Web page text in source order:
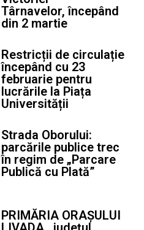
Târnavelor, începând
din 2 martie
Restricții de circulație
începând cu 23
februarie pentru
lucrările la Piața
Universității
Strada Oborului:
parcările publice trec
în regim de „Parcare
Publică cu Plată”
PRIMĂRIA ORAȘULUI